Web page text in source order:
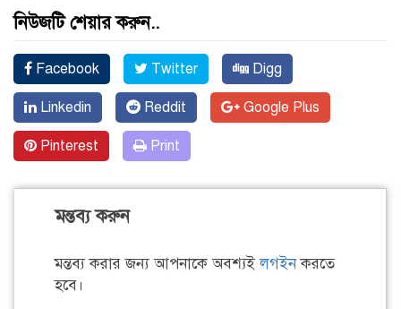
নিউজটি শেয়ার করুন..
Facebook Twitter Digg
Linkedin Reddit Google Plus
Pinterest Print
মন্তব্য করুন
মন্তব্য করার জন্য আপনাকে অবশ্যইলগইনকরতে
হবে।